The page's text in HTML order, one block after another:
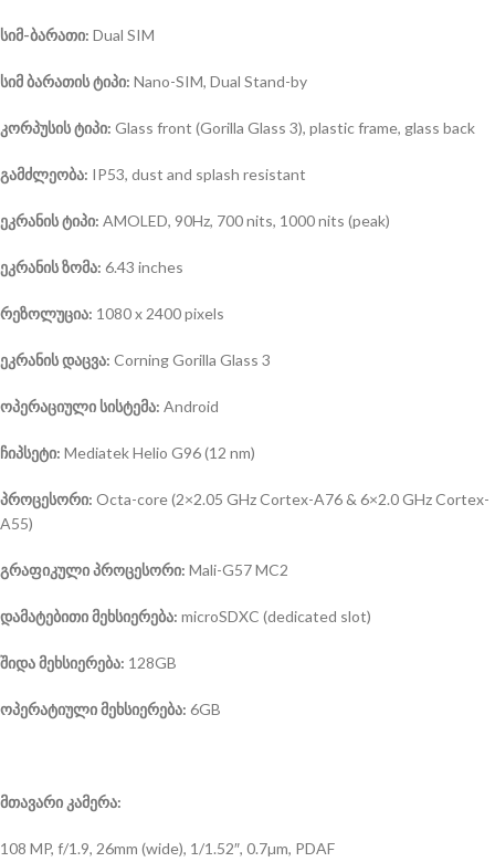
სიმ-ბარათი: Dual SIM
სიმ ბარათის ტიპი: Nano-SIM, Dual Stand-by
კორპუსის ტიპი: Glass front (Gorilla Glass 3), plastic frame, glass back
გამძლეობა: IP53, dust and splash resistant
ეკრანის ტიპი: AMOLED, 90Hz, 700 nits, 1000 nits (peak)
ეკრანის ზომა: 6.43 inches
რეზოლუცია: 1080 x 2400 pixels
ეკრანის დაცვა: Corning Gorilla Glass 3
ოპერაციული სისტემა: Android
ჩიპსეტი: Mediatek Helio G96 (12 nm)
პროცესორი: Octa-core (2×2.05 GHz Cortex-A76 & 6×2.0 GHz Cortex-
A55)
გრაფიკული პროცესორი: Mali-G57 MC2
დამატებითი მეხსიერება: microSDXC (dedicated slot)
შიდა მეხსიერება: 128GB
ოპერატიული მეხსიერება: 6GB
მთავარი კამერა:
108 MP, f/1.9, 26mm (wide), 1/1.52″, 0.7µm, PDAF